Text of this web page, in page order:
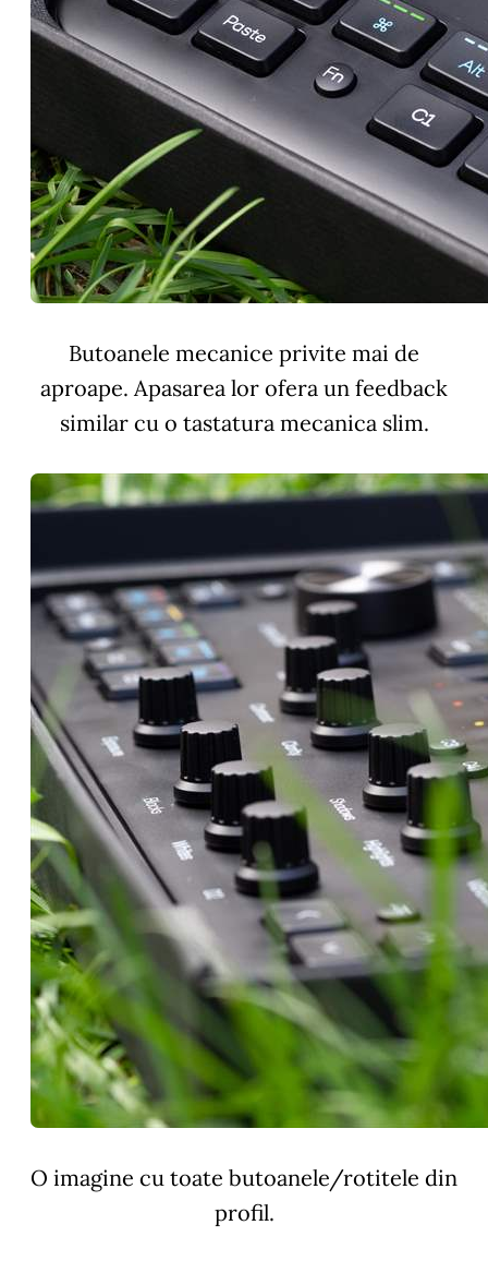
Butoanele mecanice privite mai de
aproape. Apasarea lor ofera un feedback
similar cu o tastatura mecanica slim.
O imagine cu toate butoanele/rotitele din
profil.